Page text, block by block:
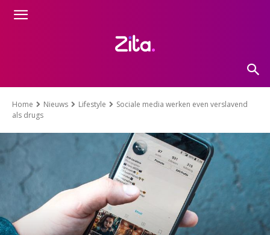
Home Nieuws Lifestyle
Sociale media werken even verslavend
als drugs